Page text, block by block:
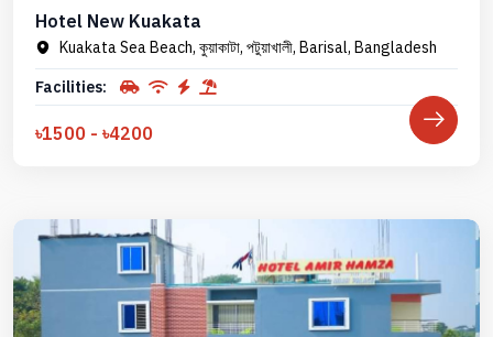
Hotel New Kuakata
Kuakata Sea Beach, কুয়াকাটা, পটুয়াখালী, Barisal, Bangladesh
Facilities:
৳1500 - ৳4200